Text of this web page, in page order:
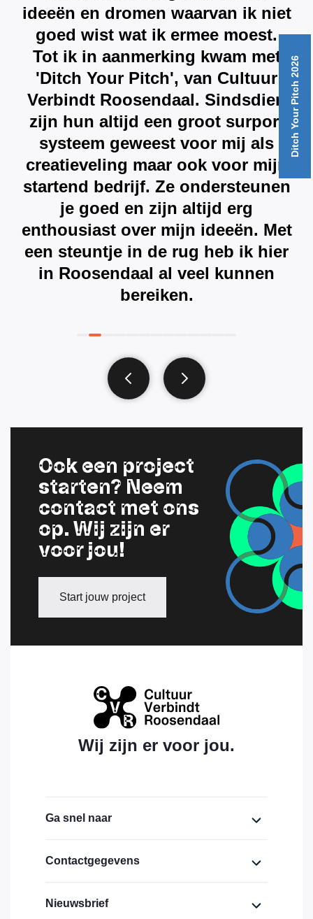
Ditch Your Pitch 2026
ideeën en dromen waarvan ik niet
goed wist wat ik ermee moest.
Tot ik in aanmerking kwam met
'Ditch Your Pitch', van Cultuur
Verbindt Roosendaal. Sindsdien
zijn hun altijd een groot surport
systeem geweest voor mij als
creatieveling maar ook voor mijn
startend bedrijf. Ze ondersteunen
je goed en zijn altijd erg
enthousiast over mijn ideeën. Met
een steuntje in de rug heb ik hier
in Roosendaal al veel kunnen
bereiken.
Ook een project
starten? Neem
contact met ons
op. Wij zijn er
voor jou!
Start jouw project
Wij zijn er voor jou.
Ga snel naar
Financiering
Contactgegevens
lokaal 1.19 (eerste verdieping)
Nieuwsbrief